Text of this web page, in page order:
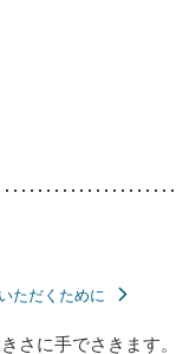
ただくために
さに手でさきます。